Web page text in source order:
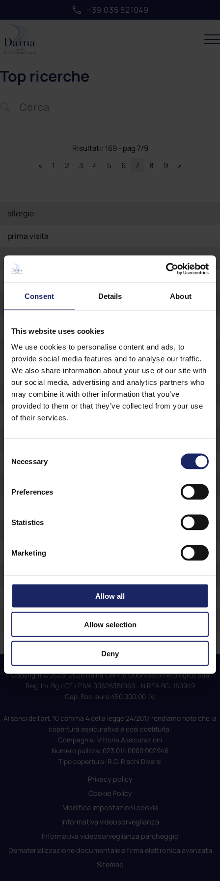
Consent Details About
This website uses cookies
We use cookies to personalise content and ads, to
provide social media features and to analyse our traffic.
We also share information about your use of our site with
our social media, advertising and analytics partners who
may combine it with other information that you’ve
provided to them or that they’ve collected from your use
of their services.
Selection
Necessary
Preferences
Statistics
Marketing
Allow all
Allow selection
Deny
+39 035 521049
Top ricerche
Risultati: 169 - pag 7/9
«
1 2 3 4 5 6 7 8 9 »
allergie
prima visita
aso
segreteria
visita odontoiatrica
centri
farmaci ansiolitici e antidolorifici
emergenze
costo tac
anestesia
bambino
Copyright © 2023-2026 Daina Centro Odontostomatologico Spa
Reg. Im. Bg / CF / P.IVA 00626350169 - N.REA BG-160949
Cap. Soc. euro 450.000,00 I.V.
Ai sensi dell'art. 10 comma 4 della legge 24/2017 rendiamo noto che la
copertura assicurativa è così costituita:
Compagnia: Vittoria Assicurazioni
Numero polizza: 023.014.0000.902946
Tipo copertura: R.C. Rischi Diversi
Privacy policy
Cookie Policy
Modifica impostazioni cookie
Informativa videosorveglianza
Informativa videosorveglianza parcheggio
Dematerializzazione documentale e firma elettronica avanzata
Sitemap